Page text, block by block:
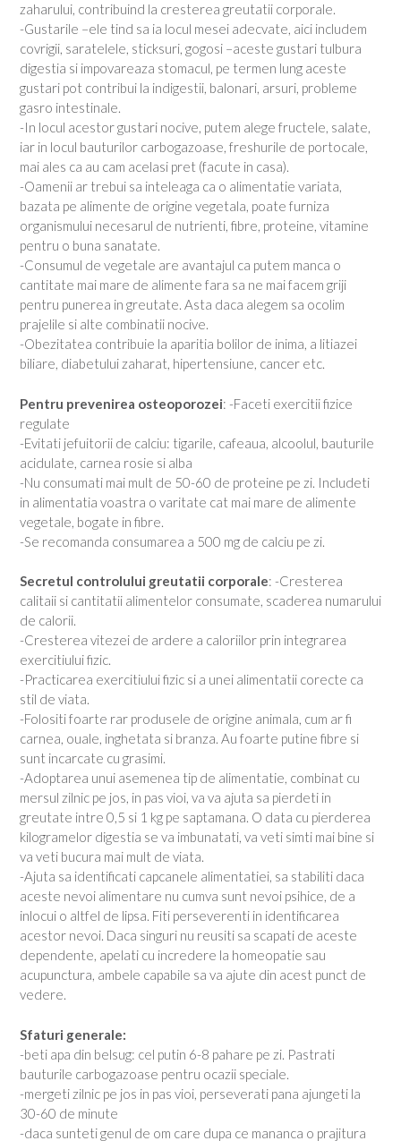
zaharului, contribuind la cresterea greutatii corporale.
-Gustarile –ele tind sa ia locul mesei adecvate, aici includem
covrigii, saratelele, sticksuri, gogosi –aceste gustari tulbura
digestia si impovareaza stomacul, pe termen lung aceste
gustari pot contribui la indigestii, balonari, arsuri, probleme
gasro intestinale.
-In locul acestor gustari nocive, putem alege fructele, salate,
iar in locul bauturilor carbogazoase, freshurile de portocale,
mai ales ca au cam acelasi pret (facute in casa).
-Oamenii ar trebui sa inteleaga ca o alimentatie variata,
bazata pe alimente de origine vegetala, poate furniza
organismului necesarul de nutrienti, fibre, proteine, vitamine
pentru o buna sanatate.
-Consumul de vegetale are avantajul ca putem manca o
cantitate mai mare de alimente fara sa ne mai facem griji
pentru punerea in greutate. Asta daca alegem sa ocolim
prajelile si alte combinatii nocive.
-Obezitatea contribuie la aparitia bolilor de inima, a litiazei
biliare, diabetului zaharat, hipertensiune, cancer etc.
Pentru prevenirea osteoporozei: -Faceti exercitii fizice
regulate
-Evitati jefuitorii de calciu: tigarile, cafeaua, alcoolul, bauturile
acidulate, carnea rosie si alba
-Nu consumati mai mult de 50-60 de proteine pe zi. Includeti
in alimentatia voastra o varitate cat mai mare de alimente
vegetale, bogate in fibre.
-Se recomanda consumarea a 500 mg de calciu pe zi.
Secretul controlului greutatii corporale: -Cresterea
calitaii si cantitatii alimentelor consumate, scaderea numarului
de calorii.
-Cresterea vitezei de ardere a caloriilor prin integrarea
exercitiului fizic.
-Practicarea exercitiului fizic si a unei alimentatii corecte ca
stil de viata.
-Folositi foarte rar produsele de origine animala, cum ar fi
carnea, ouale, inghetata si branza. Au foarte putine fibre si
sunt incarcate cu grasimi.
-Adoptarea unui asemenea tip de alimentatie, combinat cu
mersul zilnic pe jos, in pas vioi, va va ajuta sa pierdeti in
greutate intre 0,5 si 1 kg pe saptamana. O data cu pierderea
kilogramelor digestia se va imbunatati, va veti simti mai bine si
va veti bucura mai mult de viata.
-Ajuta sa identificati capcanele alimentatiei, sa stabiliti daca
aceste nevoi alimentare nu cumva sunt nevoi psihice, de a
inlocui o altfel de lipsa. Fiti perseverenti in identificarea
acestor nevoi. Daca singuri nu reusiti sa scapati de aceste
dependente, apelati cu incredere la homeopatie sau
acupunctura, ambele capabile sa va ajute din acest punct de
vedere.
Sfaturi generale:
-beti apa din belsug: cel putin 6-8 pahare pe zi. Pastrati
bauturile carbogazoase pentru ocazii speciale.
-mergeti zilnic pe jos in pas vioi, perseverati pana ajungeti la
30-60 de minute
-daca sunteti genul de om care dupa ce mananca o prajitura